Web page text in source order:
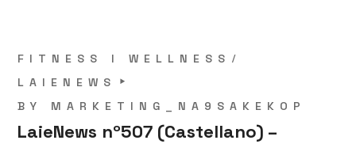
FITNESS I WELLNESS
LAIENEWS
BY MARKETING_NA9SAKEKOP
LaieNews nº507 (Castellano) –